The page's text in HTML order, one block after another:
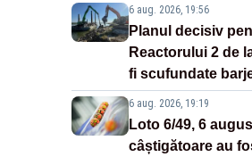
6 aug. 2026, 19:56
Planul decisiv
Reactorului 2 de
fi scufundate
6 aug. 2026, 19:19
Loto 6/49, 6
câștigătoare au